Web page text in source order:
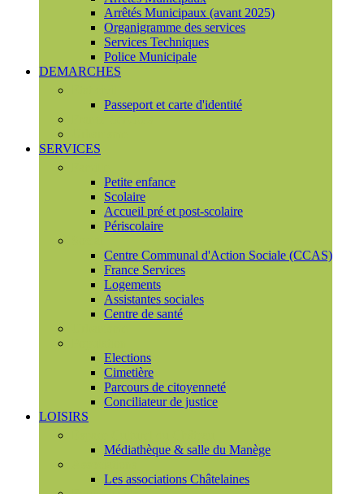
Arrêtés Municipaux (avant 2025)
Organigramme des services
Services Techniques
Police Municipale
DEMARCHES
Passeport et carte d'identité
SERVICES
Petite enfance
Scolaire
Accueil pré et post-scolaire
Périscolaire
Centre Communal d'Action Sociale (CCAS)
France Services
Logements
Assistantes sociales
Centre de santé
Elections
Cimetière
Parcours de citoyenneté
Conciliateur de justice
LOISIRS
Médiathèque & salle du Manège
Les associations Châtelaines